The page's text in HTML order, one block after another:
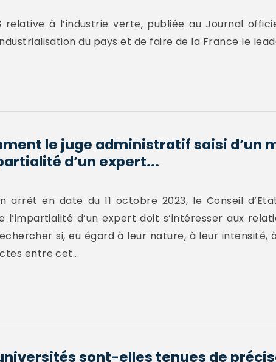
relative à l’industrie verte, publiée au Journal
du pays et de faire de la France le
le juge administratif saisi d’un
d’un expert...
arrêt en date du 11 octobre 2023, le Conseil
d’un expert doit s’intéresser aux
si, eu égard à leur nature, à leur intensité,
entre cet...
sont-elles tenues de